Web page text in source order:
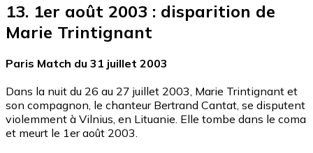
13. 1er août 2003 : disparition de
Marie Trintignant
Paris Match du 31 juillet 2003
Dans la nuit du 26 au 27 juillet 2003, Marie Trintignant et
son compagnon, le chanteur Bertrand Cantat, se disputent
violemment à Vilnius, en Lituanie. Elle tombe dans le coma
et meurt le 1er août 2003.